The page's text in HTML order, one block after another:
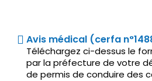
Avis médical (cerfa
Téléchargez ci-dessus le
par la préfecture de votre
de permis de conduire des